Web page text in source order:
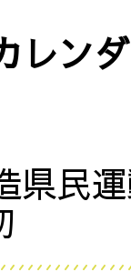
レン
県民